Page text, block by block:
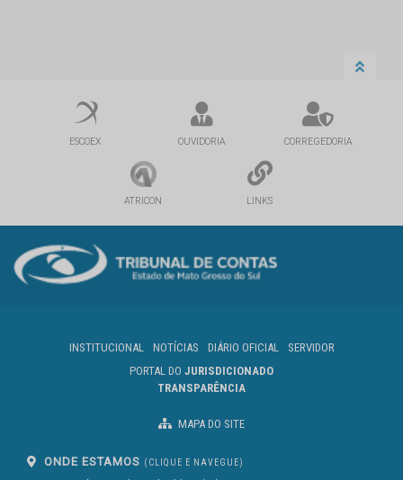
ESCOEX OUVIDORIA CORREGEDORIA
ATRICON LINKS
INSTITUCIONAL NOTÍCIAS DIÁRIO OFICIAL
SERVIDOR
PORTAL DO JURISDICIONADO
TRANSPARÊNCIA
MAPA DO SITE
ONDE ESTAMOS (CLIQUE E NAVEGUE)